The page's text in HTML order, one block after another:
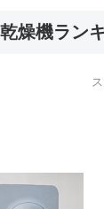
燥機ラン